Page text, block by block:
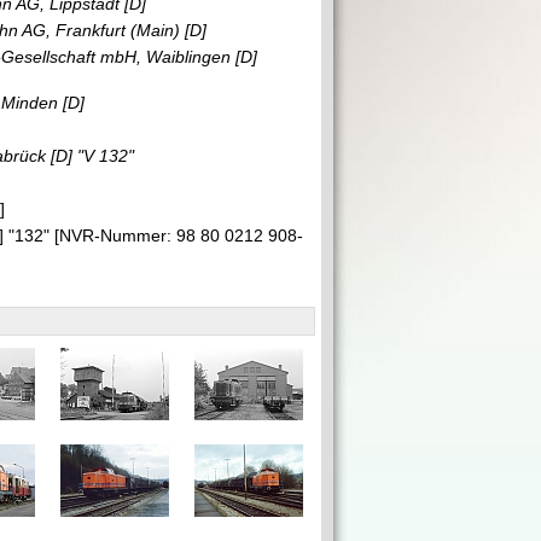
AG, Frankfurt (Main) [D]
mbH, Waiblingen [D]
[D]
[D] "V 132"
[NVR-Nummer: 98 80 0212 908-